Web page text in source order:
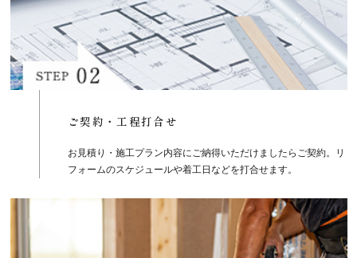
ご契約・工程打合せ
お見積り・施工プラン内容にご納得いただけましたらご契約。リ
フォームのスケジュールや着工日などを打合せます。